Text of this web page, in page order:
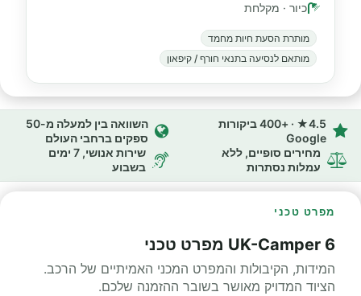
כיור · מקלחת
מותרת הסעת חיות מחמד
מותאם לנסיעה בתנאי חורף / קיפאון
4.5★ · +400 ביקורות
Google
השוואה בין למעלה מ-50
ספקים ברחבי העולם
מחירים סופיים, ללא
עמלות נסתרות
שירות אנושי, 7 ימים
בשבוע
מפרט טכני
UK-Camper 6 מפרט טכני
המידות, הקיבולות והמפרט המכני האמיתיים של הרכב.
הציוד המדויק מאושר בשובר ההזמנה שלכם.